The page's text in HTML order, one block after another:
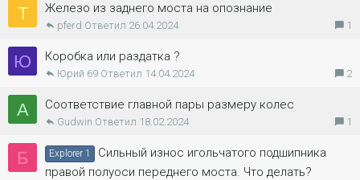
Т Железо из заднего моста на опознание
1
26.04.2024
pferd
Ю Коробка или раздатка ?
2
14.04.2024
Юрий 69
А Соответствие главной пары размеру колес
1
18.02.2024
Gudwin
Б Explorer 1
Сильный износ игольчатого подшипника
правой полуоси переднего моста. Что делать?